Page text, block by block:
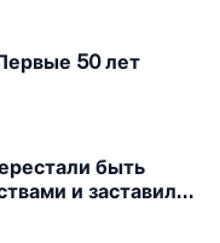
50 лет
быть
и заставили